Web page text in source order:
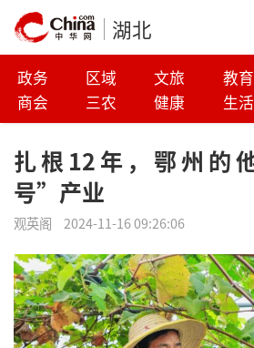
湖北
政务 区域 文旅 教育
商会
三农 健康 生活
扎根12年，鄂州的
号”产业
观英阁 2024-11-16 09:26:06